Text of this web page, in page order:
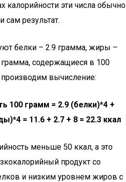
калорийности эти числа обычно
сам результат.
белки – 2.9 грамма, жиры –
содержащиеся в 100
вычисление:
100 грамм = 2.9 (белки)*4 +
= 11.6 + 2.7 + 8 = 22.3 ккал
меньше 50 ккал, а это
продукт со
и низким уровнем жиров с